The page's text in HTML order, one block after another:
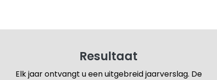
Resultaat
Elk jaar ontvangt u een uitgebreid jaarverslag. De